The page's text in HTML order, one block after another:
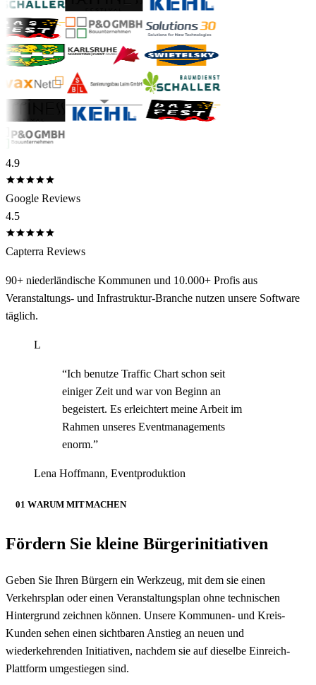
4.9
Google Reviews
4.5
Capterra Reviews
90+ niederländische Kommunen und 10.000+ Profis aus
Veranstaltungs- und Infrastruktur-Branche nutzen unsere Software
täglich.
L
“Ich benutze Traffic Chart schon seit
einiger Zeit und war von Beginn an
begeistert. Es erleichtert meine Arbeit im
Rahmen unseres Eventmanagements
enorm.”
Lena Hoffmann, Eventproduktion
01 WARUM MITMACHEN
Fördern Sie kleine Bürgerinitiativen
Geben Sie Ihren Bürgern ein Werkzeug, mit dem sie einen
Verkehrsplan oder einen Veranstaltungsplan ohne technischen
Hintergrund zeichnen können. Unsere Kommunen- und Kreis-
Kunden sehen einen sichtbaren Anstieg an neuen und
wiederkehrenden Initiativen, nachdem sie auf dieselbe Einreich-
Plattform umgestiegen sind.